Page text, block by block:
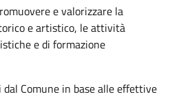
e valorizzare la
e artistico, le attività
e di formazione
Comune in base alle effettive